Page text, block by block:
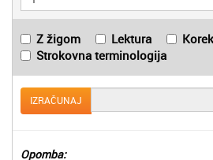
Z žigom Lektura
Strokovna terminologija
IZRAČUNAJ
Opomba: